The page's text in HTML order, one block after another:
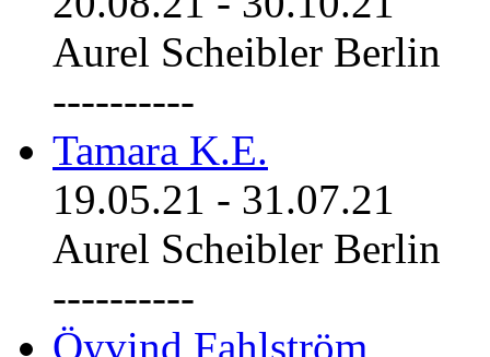
Aurel Scheibler Berlin
----------
Tamara K.E.
19.05.21 - 31.07.21
Aurel Scheibler Berlin
----------
Öyvind Fahlström